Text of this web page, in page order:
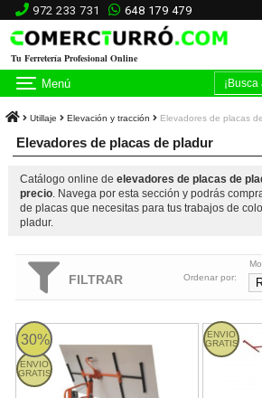
972 233 731 648 179 479
Tu Ferretería Profesional Online
Menú
Utillaje Elevación y tracción Elevadores de placas
Elevadores de placas de pladur
Catálogo online de elevadores de placas de
precio. Navega por esta sección y podrás
de placas que necesitas para tus trabajos de
pladur.
FILTRAR
Ordenar por:
30%
ENVIO
GRATIS
Elevadora de placas de pladur Mondelin
ENVIO
GRATIS